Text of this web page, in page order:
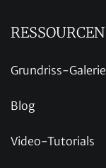
RESSOURCEN
Grundriss-Galerie
Blog
Video-Tutorials